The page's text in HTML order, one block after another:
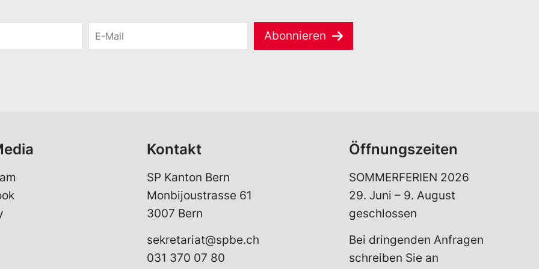
M
Abonnieren
Kontakt
SP Kanton Bern
Monbijoustrasse 61
3007 Bern
sekretariat@spbe.ch
031 370 07 80
Öffnungszeiten
SOMMERFERIEN 2026
29. Juni – 9. August
geschlossen
Bei dringenden Anfragen
schreiben Sie an